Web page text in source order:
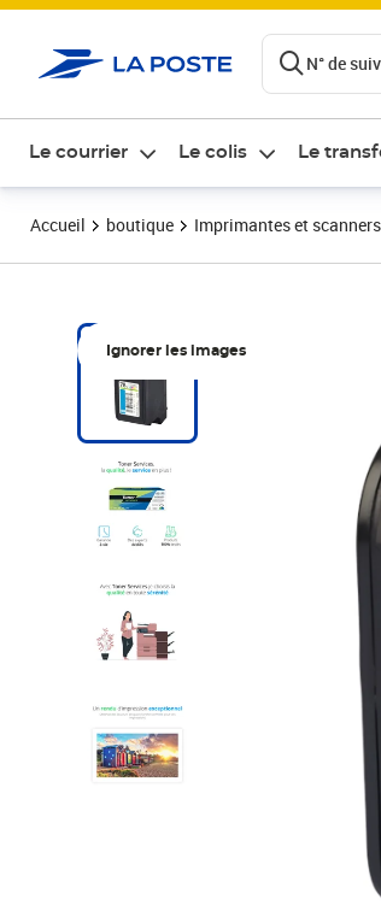
N° de
Le courrier Le colis Le
Accueil boutique Imprimantes et scanners
Ignorer les images